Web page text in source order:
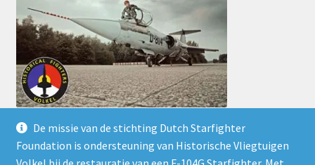
De missie van de stichting Dutch Starfighter
Foundation is ondersteuning van Historische Vliegtuigen